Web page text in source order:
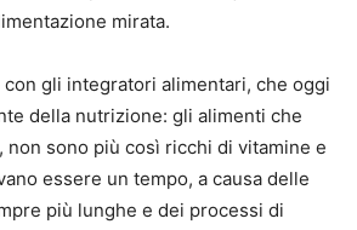
mirata.
con gli integratori alimentari, che oggi
della nutrizione: gli alimenti che
non sono più così ricchi di vitamine e
essere un tempo, a causa delle
più lunghe e dei processi di